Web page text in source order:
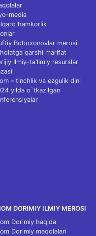
media
hamkorlik
Boboxonovlar merosi
qarshi marifat
Ilmiy-ta'limiy resurslar
– tinchlik va ezgulik dini
yilda o`tkazilgan
DORIMIY ILMIY MEROSI
Dorimiy haqida
Dorimiy maqolalari